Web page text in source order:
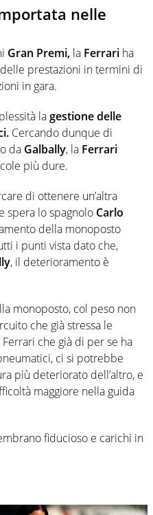
nelle
Gran Premi, la Ferrari ha
prestazioni in termini di
in gara.
lagestione delle
Cercando dunque di
da Galbally, la Ferrari
più dure.
di ottenere un’altra
spera lo spagnolo Carlo
della monoposto
i punti vista dato che,
, il deterioramento è
monoposto, col peso non
che già stressa le
che già di per se ha
ci si potrebbe
più deteriorato dell’altro, e
maggiore nella guida
fiducioso e carichi in